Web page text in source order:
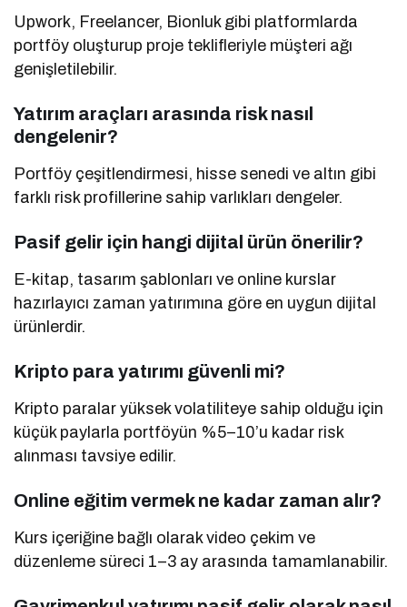
Upwork, Freelancer, Bionluk gibi platformlarda
portföy oluşturup proje teklifleriyle müşteri ağı
genişletilebilir.
Yatırım araçları arasında risk nasıl
dengelenir?
Portföy çeşitlendirmesi, hisse senedi ve altın gibi
farklı risk profillerine sahip varlıkları dengeler.
Pasif gelir için hangi dijital ürün önerilir?
E-kitap, tasarım şablonları ve online kurslar
hazırlayıcı zaman yatırımına göre en uygun dijital
ürünlerdir.
Kripto para yatırımı güvenli mi?
Kripto paralar yüksek volatiliteye sahip olduğu için
küçük paylarla portföyün %5–10’u kadar risk
alınması tavsiye edilir.
Online eğitim vermek ne kadar zaman alır?
Kurs içeriğine bağlı olarak video çekim ve
düzenleme süreci 1–3 ay arasında tamamlanabilir.